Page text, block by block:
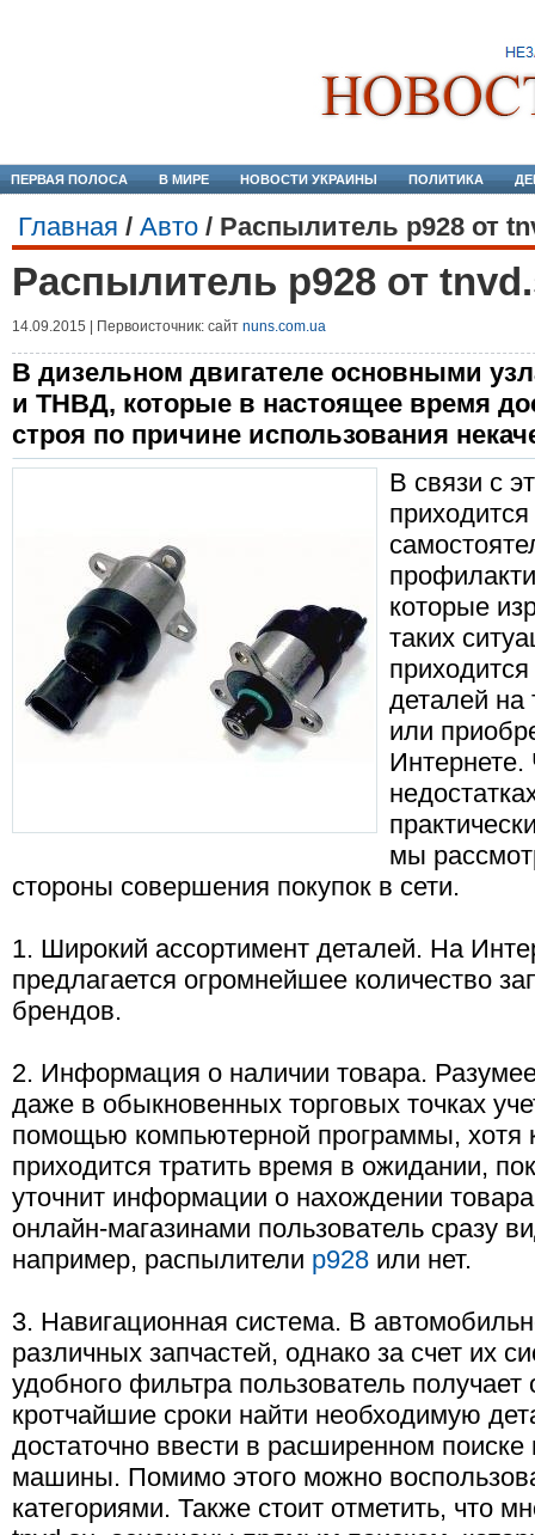
ПЕРВАЯ ПОЛОСА В МИРЕ НОВОСТИ УКРАИНЫ ПОЛИТИКА
Главная / Авто / Распылитель p928 от
Распылитель p928 от
14.09.2015 | Первоисточник: сайт nuns.com.ua
В дизельном двигателе основными
и ТНВД, которые в настоящее время
строя по причине использования
В связи с
которые
таких
деталей на
или
Интернете.
мы
стороны совершения покупок в сети.
1. Широкий ассортимент деталей. На
предлагается огромнейшее количество
брендов.
2. Информация о наличии товара.
даже в обыкновенных торговых точках
помощью компьютерной программы, хотя
приходится тратить время в ожидании,
уточнит информации о нахождении
онлайн-магазинами пользователь сразу
например, распылители p928 или нет.
3. Навигационная система. В
различных запчастей, однако за счет их
удобного фильтра пользователь
кротчайшие сроки найти необходимую
достаточно ввести в расширенном
машины. Помимо этого можно
категориями. Также стоит отметить, что